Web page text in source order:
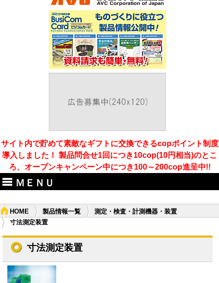
サイト内で貯めて素敵なギフトに交換できるcopポイント制度
導入しました！ 製品問合せ1回につき10cop(10円相当)のとこ
ろ、オープンキャンペーン中につき100～200cop進呈中!!
ＭＥＮＵ
HOME 製品情報一覧
測定・検査・計測機器・装置
寸法測定装置
寸法測定装置